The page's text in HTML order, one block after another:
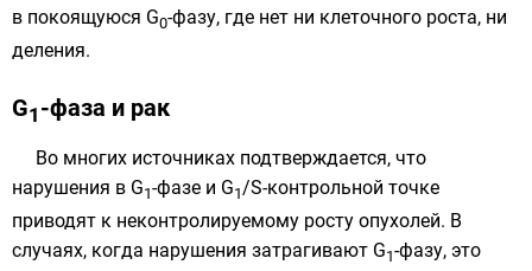
в покоящуюся G0-фазу, где нет ни клеточного роста, ни
деления.
G1 -фаза и рак
Во многих источниках подтверждается, что
нарушения в G1-фазе и G1/S-контрольной точке
приводят к неконтролируемому росту опухолей. В
случаях, когда нарушения затрагивают G1-фазу, это